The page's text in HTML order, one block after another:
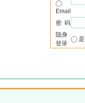
Email
密 码
隐身
登录